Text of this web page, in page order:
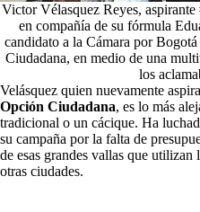
Victor Vélasquez Reyes,
en compañía de su fórmula
candidato a la Cámara por
Ciudadana, en medio de una
los
Velásquez quien nuevamente
Opción Ciudadana, es lo más
tradicional o un cácique. Ha
su campaña por la falta de
de esas grandes vallas que
otras ciudades.